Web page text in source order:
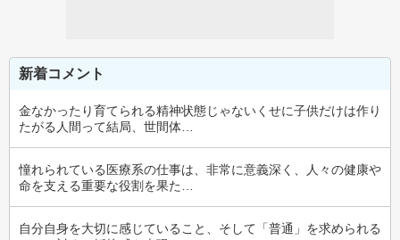
新着コメント
金なかったり育てられる精神状態じゃないくせに子供だけは作り
たがる人間って結局、世間体…
憧れられている医療系の仕事は、非常に意義深く、人々の健康や
命を支える重要な役割を果た…
自分自身を大切に感じていること、そして「普通」を求められる